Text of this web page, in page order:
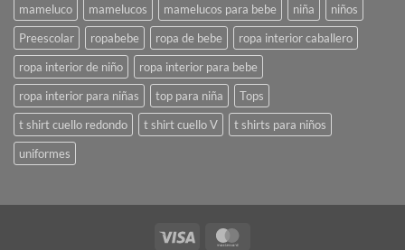
mameluco
mamelucos mamelucos para bebe niña
niños
Preescolar
ropabebe ropa de bebe
ropa interior caballero
ropa interior de niño
ropa interior para bebe
ropa interior para niñas
top para niña
Tops
t shirt cuello redondo
t shirt cuello V
t shirts para niños
uniformes
Visa